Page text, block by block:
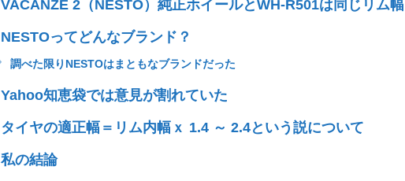
VACANZE 2（NESTO）純正ホイールとWH-R501は同じリム幅
NESTOってどんなブランド？
調べた限りNESTOはまともなブランドだった
Yahoo知恵袋では意見が割れていた
タイヤの適正幅＝リム内幅ｘ 1.4 ～ 2.4という説について
私の結論